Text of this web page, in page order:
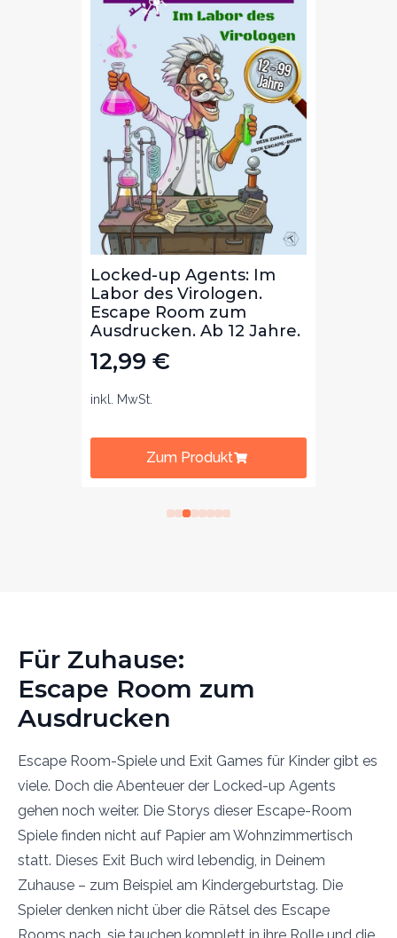
Locked-up Agents: Im
Labor des Virologen.
Escape Room zum
Ausdrucken. Ab 12 Jahre.
12,99 €
inkl. MwSt.
Zum Produkt
Für Zuhause:
Escape Room zum
Ausdrucken
Escape Room-Spiele und Exit Games für Kinder gibt es
viele. Doch die Abenteuer der Locked-up Agents
gehen noch weiter. Die Storys dieser Escape-Room
Spiele finden nicht auf Papier am Wohnzimmertisch
statt. Dieses Exit Buch wird lebendig, in Deinem
Zuhause – zum Beispiel am Kindergeburtstag. Die
Spieler denken nicht über die Rätsel des Escape